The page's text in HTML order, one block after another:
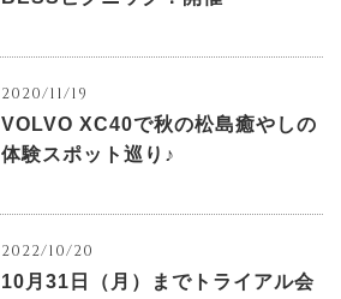
2020/11/19
VOLVO XC40で秋の松島癒やしの
体験スポット巡り♪
2022/10/20
10月31日（月）までトライアル会